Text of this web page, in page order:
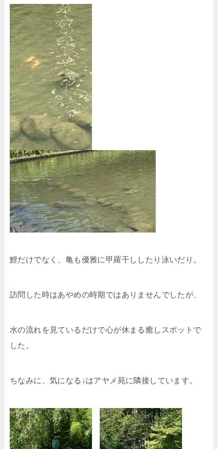
鯉だけでなく、亀も優雅に甲羅干ししたり泳いだり。
訪問した時はあやめの時期ではありませんでしたが、
水の流れを見ているだけで心が休まる癒しスポットで
した。
ちなみに、気になる↓はアヤメ苑に隣接しています。